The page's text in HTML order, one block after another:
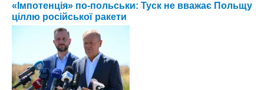
«Імпотенція» по-польськи: Туск не вважає Польщу
ціллю російської ракети